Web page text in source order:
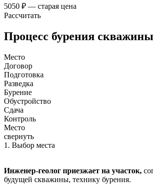
5050 ₽ — старая цена
Рассчитать
Процесс бурения скважины
Место
Договор
Подготовка
Разведка
Бурение
Обустройство
Сдача
Контроль
Место
свернуть
1. Выбор места
Инженер-геолог приезжает на участок,
будущей скважины, технику бурения.